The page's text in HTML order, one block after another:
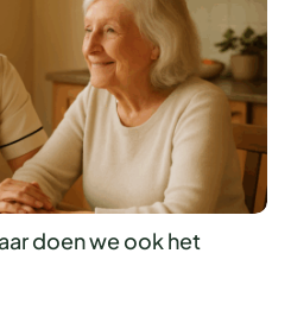
doen we ook het